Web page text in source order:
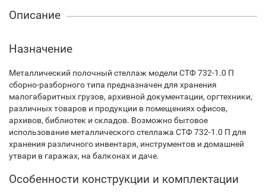
Описание
Назначение
Металлический полочный стеллаж модели СТФ 732-1.0 П
сборно-разборного типа предназначен для хранения
малогабаритных грузов, архивной документации, оргтехники,
различных товаров и продукции в помещениях офисов,
архивов, библиотек и складов. Возможно бытовое
использование металлического стеллажа СТФ 732-1.0 П для
хранения различного инвентаря, инструментов и домашней
утвари в гаражах, на балконах и даче.
Особенности конструкции и комплектации